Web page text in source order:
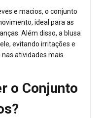
e macios, o conjunto
ideal para as
Além disso, a blusa
evitando irritações e
atividades mais
o Conjunto